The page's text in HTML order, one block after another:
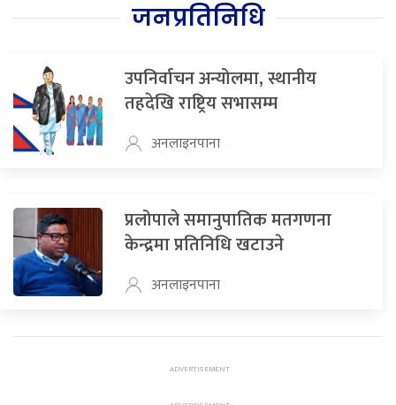
जनप्रतिनिधि
उपनिर्वाचन अन्योलमा, स्थानीय
तहदेखि राष्ट्रिय सभासम्म
अनलाइनपाना
प्रलोपाले समानुपातिक मतगणना
केन्द्रमा प्रतिनिधि खटाउने
अनलाइनपाना